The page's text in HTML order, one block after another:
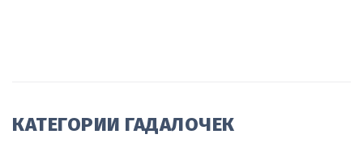
КАТЕГОРИИ ГАДАЛОЧЕК